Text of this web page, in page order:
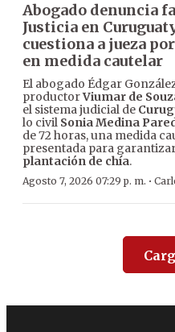
Abogado denuncia
Justicia en
cuestiona a jueza
en medida cautelar
El abogado Édgar
productorViumar de
el sistema judicial de
lo civil Sonia Medina
de 72 horas, una medida
presentada para
plantación de chía.
Agosto 7, 2026 07:29 p. m. ·